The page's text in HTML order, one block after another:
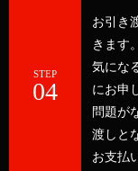
STEP
04
お引き
きます。
気にな
にお申
問題が
渡しと
お支払